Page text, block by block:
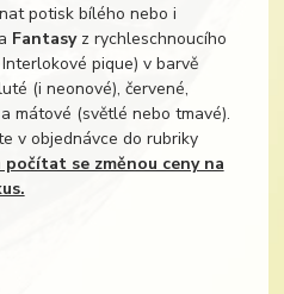
potisk bílého nebo i
Fantasyz rychleschnoucího
pique) v barvě
(i neonové), červené,
mátové (světlé nebo tmavé).
v objednávce do rubriky
se změnou ceny na